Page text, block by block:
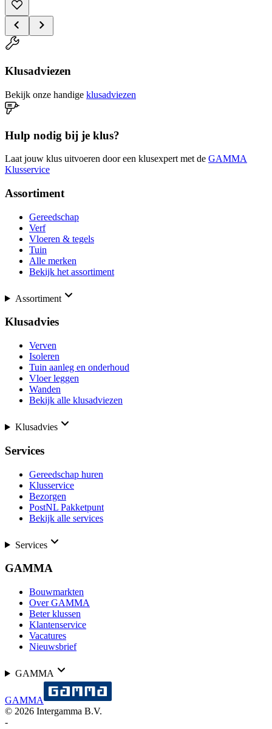
Klusadviezen
Bekijk onze handige klusadviezen
Hulp nodig bij je klus?
Laat jouw klus uitvoeren door een klusexpert met de GAMMA
Klusservice
Assortiment
Gereedschap
Verf
Vloeren & tegels
Tuin
Alle merken
Bekijk het assortiment
Assortiment
Klusadvies
Verven
Isoleren
Tuin aanleg en onderhoud
Vloer leggen
Wanden
Bekijk alle klusadviezen
Klusadvies
Services
Gereedschap huren
Klusservice
Bezorgen
PostNL Pakketpunt
Bekijk alle services
Services
GAMMA
Bouwmarkten
Over GAMMA
Beter klussen
Klantenservice
Vacatures
Nieuwsbrief
GAMMA
GAMMA
© 2026 Intergamma B.V.
-